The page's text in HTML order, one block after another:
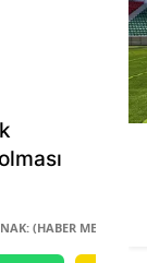
(HABER MERKEZİ)